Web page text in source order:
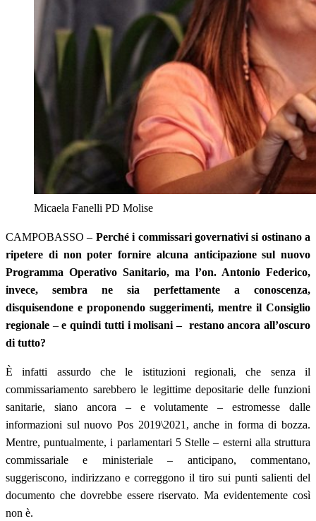
Micaela Fanelli PD Molise
CAMPOBASSO – Perché i commissari governativi si ostinano a
ripetere di non poter fornire alcuna anticipazione sul nuovo
Programma Operativo Sanitario, ma l’on. Antonio Federico,
invece, sembra ne sia perfettamente a conoscenza,
disquisendone e proponendo suggerimenti, mentre il Consiglio
regionale –e quindi tutti i molisani – restano ancora all’oscuro
di tutto?
È infatti assurdo che le istituzioni regionali, che senza il
commissariamento sarebbero le legittime depositarie delle funzioni
sanitarie, siano ancora – e volutamente – estromesse dalle
informazioni sul nuovo Pos 2019\2021, anche in forma di bozza.
Mentre, puntualmente, i parlamentari 5 Stelle – esterni alla struttura
commissariale e ministeriale – anticipano, commentano,
suggeriscono, indirizzano e correggono il tiro sui punti salienti del
documento che dovrebbe essere riservato. Ma evidentemente così
non è.